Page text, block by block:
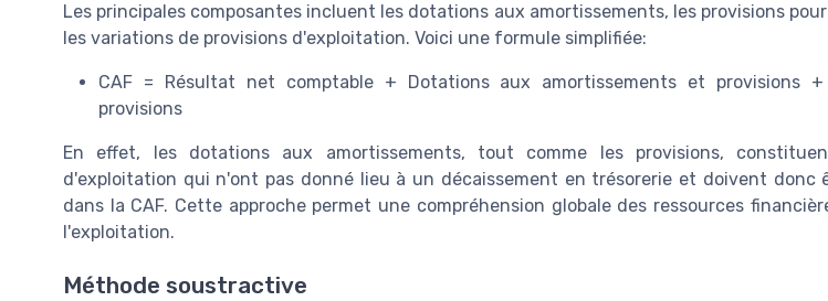
Les principales composantes incluent les dotations aux amortissements, les provisions
les variations de provisions d'exploitation. Voici une formule simplifiée:
CAF = Résultat net comptable + Dotations aux amortissements et provisions +
provisions
En effet, les dotations aux amortissements, tout comme les provisions,
d'exploitation qui n'ont pas donné lieu à un décaissement en trésorerie et doivent donc
dans la CAF. Cette approche permet une compréhension globale des ressources
l'exploitation.
Méthode soustractive